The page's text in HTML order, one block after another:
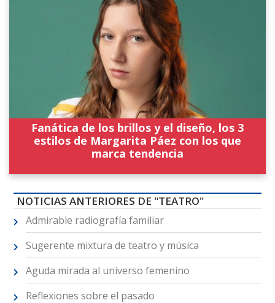
Fanática de los brillos y el diseño, los 3
estilos de Margarita Páez con los que
marca tendencia
NOTICIAS ANTERIORES DE "TEATRO"
Admirable radiografía familiar
Sugerente mixtura de teatro y música
Aguda mirada al universo femenino
Reflexiones sobre el pasado